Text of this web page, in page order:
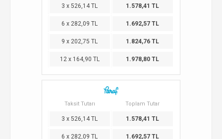
3 x 526,14 TL 1.578,41 TL
6 x 282,09 TL 1.692,57 TL
9 x 202,75 TL 1.824,76 TL
12 x 164,90 TL 1.978,80 TL
Taksit Tutarı Toplam Tutar
3 x 526,14 TL 1.578,41 TL
6 x 282,09 TL 1.692,57 TL